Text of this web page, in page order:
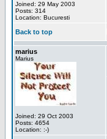
Joined: 29 May 2003
Posts: 314
Location: Bucuresti
Back to top
marius
Marius
Joined: 29 Oct 2003
Posts: 4654
Location: :-)